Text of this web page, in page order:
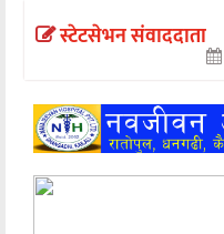
स्टेटसेभन संवाददाता